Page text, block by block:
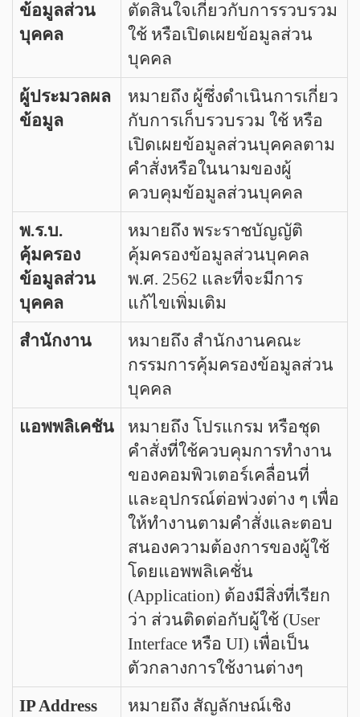
ข้อมูลส่วน
บุคคล
ตัดสินใจเกี่ยวกับการรวบรวม
ใช้ หรือเปิดเผยข้อมูลส่วน
บุคคล
ผู้ประมวลผล
ข้อมูล
หมายถึง ผู้ซึ่งดำเนินการเกี่ยว
กับการเก็บรวบรวม ใช้ หรือ
เปิดเผยข้อมูลส่วนบุคคลตาม
คำสั่งหรือในนามของผู้
ควบคุมข้อมูลส่วนบุคคล
พ.ร.บ.
คุ้มครอง
ข้อมูลส่วน
บุคคล
หมายถึง พระราชบัญญัติ
คุ้มครองข้อมูลส่วนบุคคล
พ.ศ. 2562 และที่จะมีการ
แก้ไขเพิ่มเติม
สำนักงาน
หมายถึง สำนักงานคณะ
กรรมการคุ้มครองข้อมูลส่วน
บุคคล
แอพพลิเคชัน
หมายถึง โปรแกรม หรือชุด
คำสั่งที่ใช้ควบคุมการทำงาน
ของคอมพิวเตอร์เคลื่อนที่
และอุปกรณ์ต่อพ่วงต่าง ๆ เพื่อ
ให้ทำงานตามคำสั่งและตอบ
สนองความต้องการของผู้ใช้
โดยแอพพลิเคชั่น
(Application) ต้องมีสิ่งที่เรียก
ว่า ส่วนติดต่อกับผู้ใช้ (User
Interface หรือ UI) เพื่อเป็น
ตัวกลางการใช้งานต่างๆ
IP Address
หมายถึง สัญลักษณ์เชิง